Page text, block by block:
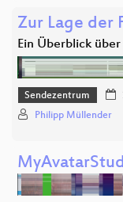
Zur Lage der
Ein Überblick
Sendezentrum
Philipp Müllender